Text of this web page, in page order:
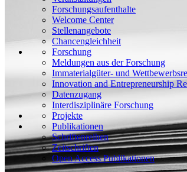
Forschungsaufenthalte
Welcome Center
Stellenangebote
Chancengleichheit
Forschung
Meldungen aus der Forschung
Immaterialgüter- und
Innovation and Entrepreneurship
Datenzugang
Interdisziplinäre Forschung
Projekte
Publikationen
Schriftenreihen
Zeitschriften
Open Access Publikationen